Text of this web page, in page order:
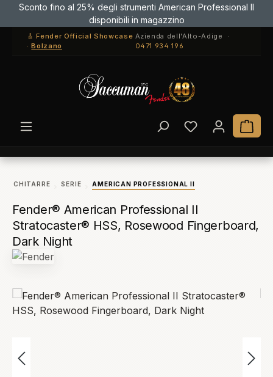
Passa al contenuto principale
Sconto fino al 25% degli strumenti American Professional II
disponibili in magazzino
🎸 Fender Official Showcase
·Bolzano
Azienda dell'Alto-Adige ·
0471 934 196
Hai 0 articoli
Il
CHITARRE SERIE AMERICAN PROFESSIONAL II
Fender® American Professional II
Stratocaster® HSS, Rosewood Fingerboard,
Dark Night